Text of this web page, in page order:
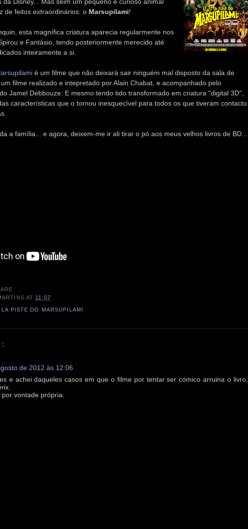
de feitos extraordinários: o Marsupilami!
esta magnífica criatura aparecia regularmente nos
e Fantásio, tendo posteriormente merecido até
inteiramente a si.
é um filme que não deixará sair ninguém mal disposto da sala de
filme realizado e intepretado por Alain Chabat, e acompanhado pelo
Jamel Debbouze. E mesmo tendo tido transformado em criatura "digital 3D",
características que o tornou inesquecível para todos os que tiveram contacto
a família... e agora, deixem-me ir ali tirar o pó aos meus velhos livros de BD...
AT 11:07
LA PISTE DO MARSUPILAMI
de 2012 às 12:06
e achei daqueles casos em que o filme por tentar ser cómico arruina o livro,
vontade própria.